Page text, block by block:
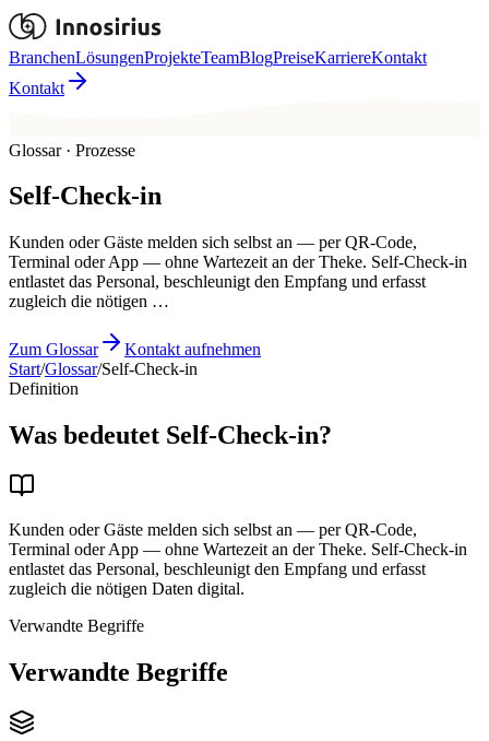
BranchenLösungenProjekteTeamBlogPreiseKarriereKontakt
Kontakt
Glossar · Prozesse
Self-Check-in
Kunden oder Gäste melden sich selbst an — per QR-Code,
Terminal oder App — ohne Wartezeit an der Theke. Self-Check-in
entlastet das Personal, beschleunigt den Empfang und erfasst
zugleich die nötigen …
Zum Glossar
Kontakt aufnehmen
Start/Glossar/Self-Check-in
Definition
Was bedeutet Self-Check-in?
Kunden oder Gäste melden sich selbst an — per QR-Code,
Terminal oder App — ohne Wartezeit an der Theke. Self-Check-in
entlastet das Personal, beschleunigt den Empfang und erfasst
zugleich die nötigen Daten digital.
Verwandte Begriffe
Verwandte Begriffe